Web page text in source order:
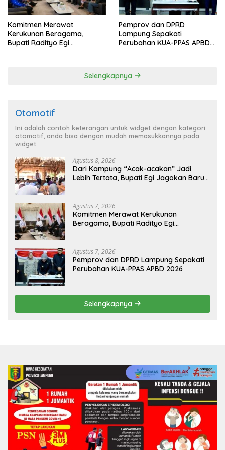
Komitmen Merawat
Kerukunan Beragama,
Bupati Radityo Egi
Pemprov dan DPRD
Lampung Sepakati
Perubahan KUA-PPAS APBD
Selengkapnya
Otomotif
Ini adalah contoh keterangan untuk widget dengan kategori
otomotif, anda bisa dengan mudah memasukkannya pada
widget.
Agustus 8, 2026
Dari Kampung “Acak-acakan” Jadi
Lebih Tertata, Bupati Egi Jagokan Baru
Agustus 7, 2026
Komitmen Merawat Kerukunan
Beragama, Bupati Radityo Egi
Agustus 7, 2026
Pemprov dan DPRD Lampung Sepakati
Perubahan KUA-PPAS APBD 2026
Selengkapnya